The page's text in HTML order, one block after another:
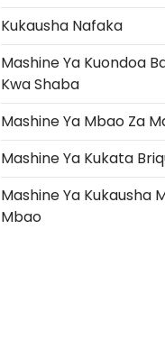
Kukausha Nafaka
Mashine Ya Kuondoa
Kwa Shaba
Mashine Ya Mbao Za
Mashine Ya Kukata
Mashine Ya Kukausha
Mbao
Greek